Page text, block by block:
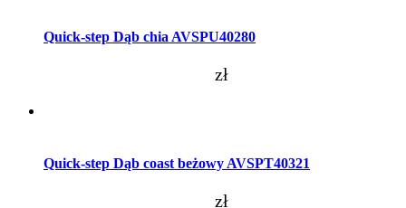
Quick-step Dąb chia AVSPU40280
zł
Quick-step Dąb coast beżowy AVSPT40321
zł